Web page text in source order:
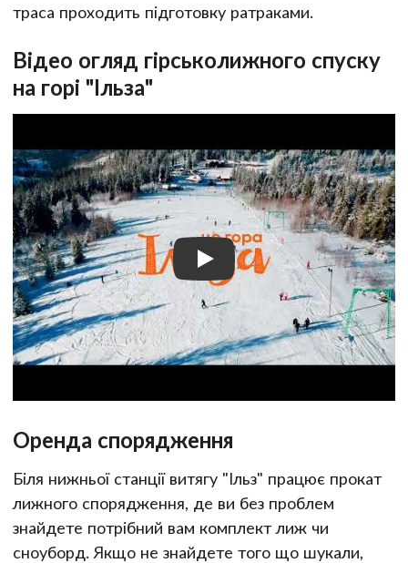
траса проходить підготовку ратраками.
Відео огляд гірськолижного спуску
на горі "Ільза"
Оренда спорядження
Біля нижньої станції витягу "Ільз" працює прокат
лижного спорядження, де ви без проблем
знайдете потрібний вам комплект лиж чи
сноуборд. Якщо не знайдете того що шукали,